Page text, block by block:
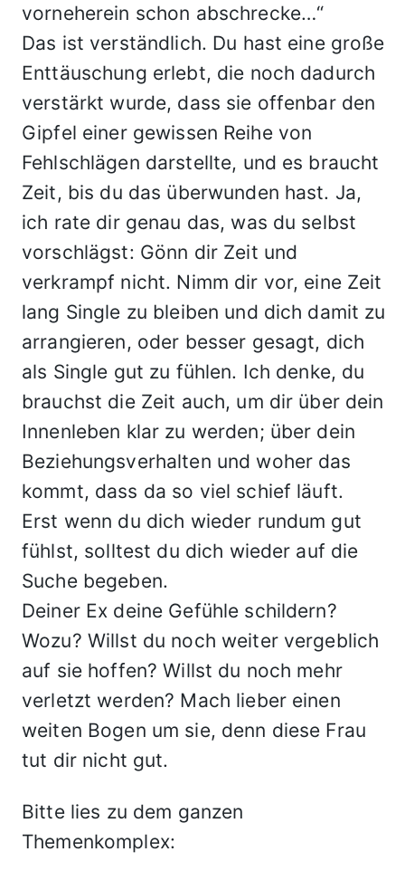
vorneherein schon abschrecke…“
Das ist verständlich. Du hast eine große
Enttäuschung erlebt, die noch dadurch
verstärkt wurde, dass sie offenbar den
Gipfel einer gewissen Reihe von
Fehlschlägen darstellte, und es braucht
Zeit, bis du das überwunden hast. Ja,
ich rate dir genau das, was du selbst
vorschlägst: Gönn dir Zeit und
verkrampf nicht. Nimm dir vor, eine Zeit
lang Single zu bleiben und dich damit zu
arrangieren, oder besser gesagt, dich
als Single gut zu fühlen. Ich denke, du
brauchst die Zeit auch, um dir über dein
Innenleben klar zu werden; über dein
Beziehungsverhalten und woher das
kommt, dass da so viel schief läuft.
Erst wenn du dich wieder rundum gut
fühlst, solltest du dich wieder auf die
Suche begeben.
Deiner Ex deine Gefühle schildern?
Wozu? Willst du noch weiter vergeblich
auf sie hoffen? Willst du noch mehr
verletzt werden? Mach lieber einen
weiten Bogen um sie, denn diese Frau
tut dir nicht gut.
Bitte lies zu dem ganzen
Themenkomplex: